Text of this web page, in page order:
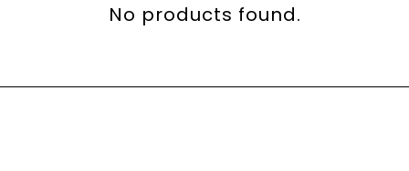
No products found.